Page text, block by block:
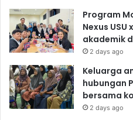
Program
Nexus USU
akademik
2 days ago
Keluarga
hubungan
bersama
2 days ago